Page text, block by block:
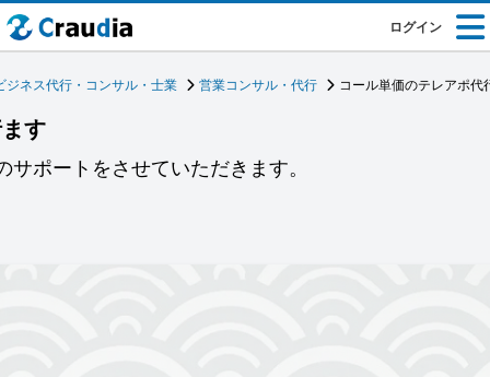
ログイン
ジネス代行・コンサル・士業 営業コンサル・代行 コール単価のテレアポ代
す
ポートをさせていただきます。